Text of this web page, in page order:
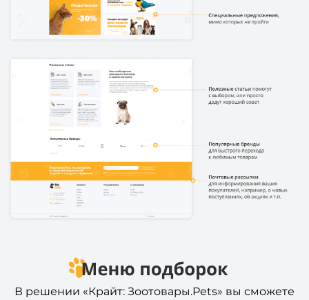
В решении «Крайт: Зоотовары.Pets» вы сможете